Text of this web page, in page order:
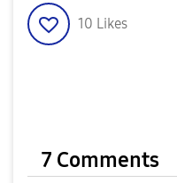
10 Likes
7 Comments